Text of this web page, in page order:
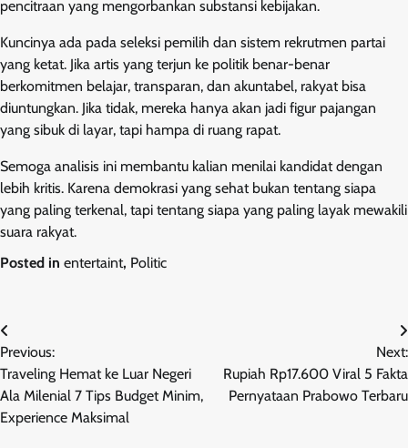
pencitraan yang mengorbankan substansi kebijakan.
Kuncinya ada pada seleksi pemilih dan sistem rekrutmen partai
yang ketat. Jika artis yang terjun ke politik benar-benar
berkomitmen belajar, transparan, dan akuntabel, rakyat bisa
diuntungkan. Jika tidak, mereka hanya akan jadi figur pajangan
yang sibuk di layar, tapi hampa di ruang rapat.
Semoga analisis ini membantu kalian menilai kandidat dengan
lebih kritis. Karena demokrasi yang sehat bukan tentang siapa
yang paling terkenal, tapi tentang siapa yang paling layak mewakili
suara rakyat.
Posted in entertaint, Politic
Post
navigation
Previous:
Traveling Hemat ke Luar Negeri
Ala Milenial 7 Tips Budget Minim,
Experience Maksimal
Next:
Rupiah Rp17.600 Viral 5 Fakta
Pernyataan Prabowo Terbaru